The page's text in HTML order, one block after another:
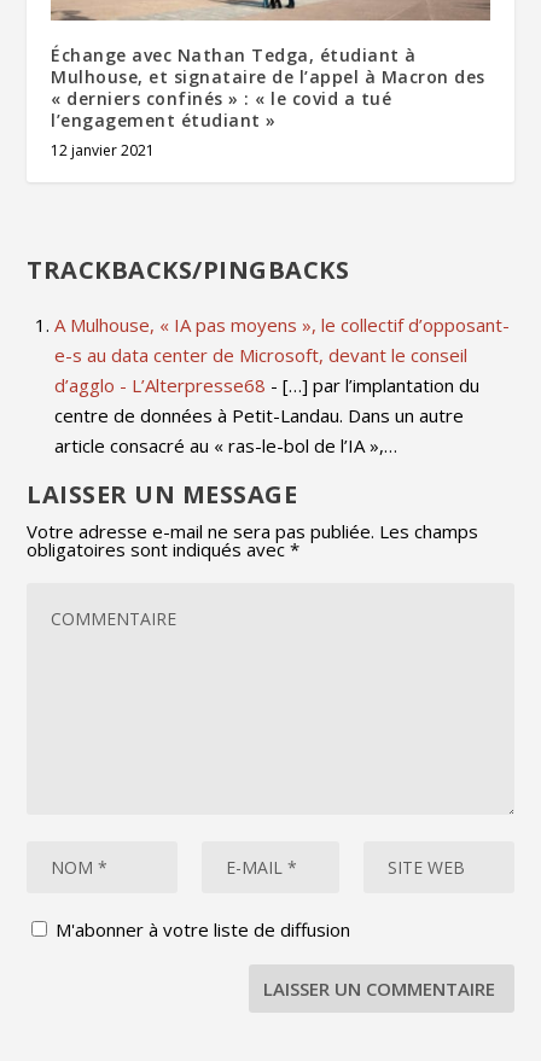
Échange avec Nathan Tedga, étudiant à
Mulhouse, et signataire de l’appel à Macron des
« derniers confinés » : « le covid a tué
l’engagement étudiant »
12 janvier 2021
TRACKBACKS/PINGBACKS
A Mulhouse, « IA pas moyens », le collectif d’opposant-
e-s au data center de Microsoft, devant le conseil
d’agglo - L’Alterpresse68 - […] par l’implantation du
centre de données à Petit-Landau. Dans un autre
article consacré au « ras-le-bol de l’IA »,…
LAISSER UN MESSAGE
Votre adresse e-mail ne sera pas publiée. Les champs
obligatoires sont indiqués avec*
M'abonner à votre liste de diffusion